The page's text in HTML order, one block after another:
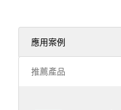
應用案例
推薦產品